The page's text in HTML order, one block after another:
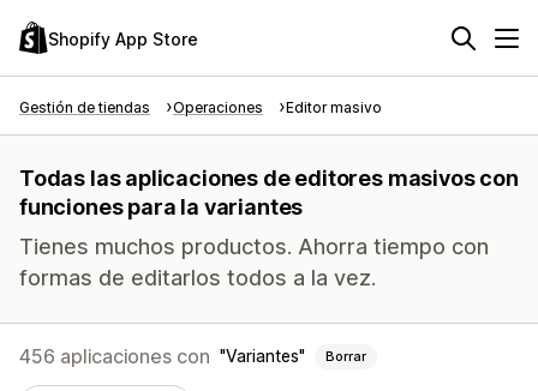
Shopify App Store
Gestión de tiendas Operaciones Editor masivo
Todas las aplicaciones de editores masivos con
funciones para la variantes
Tienes muchos productos. Ahorra tiempo con
formas de editarlos todos a la vez.
456 aplicaciones con Variantes Borrar